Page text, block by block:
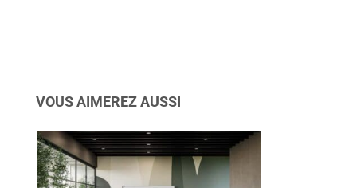
VOUS AIMEREZ AUSSI